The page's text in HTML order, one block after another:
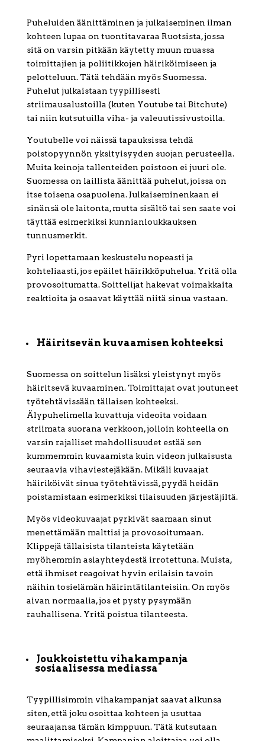
Puheluiden äänittäminen ja julkaiseminen ilman
kohteen lupaa on tuontitavaraa Ruotsista, jossa
sitä on varsin pitkään käytetty muun muassa
toimittajien ja poliitikkojen häiriköimiseen ja
pelotteluun. Tätä tehdään myös Suomessa.
Puhelut julkaistaan tyypillisesti
striimausalustoilla (kuten Youtube tai Bitchute)
tai niin kutsutuilla viha- ja valeuutissivustoilla.
Youtubelle voi näissä tapauksissa tehdä
poistopyynnön yksityisyyden suojan perusteella.
Muita keinoja tallenteiden poistoon ei juuri ole.
Suomessa on laillista äänittää puhelut, joissa on
itse toisena osapuolena. Julkaiseminenkaan ei
sinänsä ole laitonta, mutta sisältö tai sen saate voi
täyttää esimerkiksi kunnianloukkauksen
tunnusmerkit.
Pyri lopettamaan keskustelu nopeasti ja
kohteliaasti, jos epäilet häirikköpuhelua. Yritä olla
provosoitumatta. Soittelijat hakevat voimakkaita
reaktioita ja osaavat käyttää niitä sinua vastaan.
Häiritsevän kuvaamisen kohteeksi
Suomessa on soittelun lisäksi yleistynyt myös
häiritsevä kuvaaminen. Toimittajat ovat joutuneet
työtehtävissään tällaisen kohteeksi.
Älypuhelimella kuvattuja videoita voidaan
striimata suorana verkkoon, jolloin kohteella on
varsin rajalliset mahdollisuudet estää sen
kummemmin kuvaamista kuin videon julkaisusta
seuraavia vihaviestejäkään. Mikäli kuvaajat
häiriköivät sinua työtehtävissä, pyydä heidän
poistamistaan esimerkiksi tilaisuuden järjestäjiltä.
Myös videokuvaajat pyrkivät saamaan sinut
menettämään malttisi ja provosoitumaan.
Klippejä tällaisista tilanteista käytetään
myöhemmin asiayhteydestä irrotettuna. Muista,
että ihmiset reagoivat hyvin erilaisin tavoin
näihin tosielämän häirintätilanteisiin. On myös
aivan normaalia, jos et pysty pysymään
rauhallisena. Yritä poistua tilanteesta.
Joukkoistettu vihakampanja
sosiaalisessa mediassa
Tyypillisimmin vihakampanjat saavat alkunsa
siten, että joku osoittaa kohteen ja usuttaa
seuraajansa tämän kimppuun. Tätä kutsutaan